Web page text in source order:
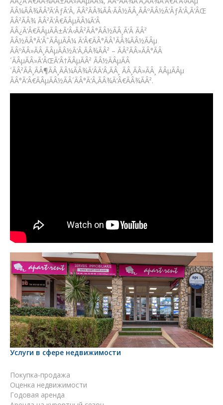
ÃÂ¼ÃÂ¾ÃÂ³Ã‘ÂƒÃ‘Â‚ ÃÂ²ÃÂ¾ÃÂ·ÃÂ½ÃÂ¸ÃÂºÃÂ½Ã‘ÂƒÃ‘Â‚Ã‘ÂŒ
ÃÂ²ÃÂ¾ ÃÂ²Ã‘Â€ÃÂµÃÂ¼Ã‘Â
ÃÂ¿Ã‘Â€ÃÂµÃÂ±Ã‘Â‹ÃÂ²ÃÂ°ÃÂ½ÃÂ¸Ã‘Â ÃÂ²
ÃÂ½ÃÂ°Ã‘ÂˆÃÂµÃÂ¼ Ã‘Â€ÃÂ°ÃÂ¹ÃÂ¾ÃÂ½ÃÂµ
ÃÂºÃÂ»ÃÂ¸ÃÂµÃÂ½Ã‘Â‚ÃÂ¾ÃÂ² – ÃÂ²ÃÂ»ÃÂ°ÃÂ
´ÃÂµÃÂ»Ã‘ÂŒÃ‘Â†ÃÂµÃÂ² ÃÂ½ÃÂµÃÂ
´ÃÂ²ÃÂ¸ÃÂ¶ÃÂ¸ÃÂ¼ÃÂ¾Ã‘ÂÃ‘Â‚ÃÂ¸ ÃÂ¸ÃÂ»ÃÂ¸ ÃÂµÃÂµ
ÃÂ°Ã‘Â€ÃÂµÃÂ½ÃÂ´ÃÂ°Ã‘Â‚ÃÂ¾Ã‘Â€ÃÂ¾ÃÂ².
Услуги в сфере недвижимости
Покупка-продажа
Оценка недвижимости
Годовая аренда